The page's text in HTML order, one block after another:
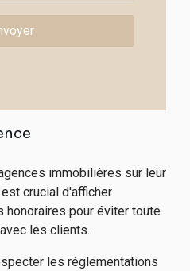
immobilières sur leur
crucial d'afficher
pour éviter toute
les clients.
les réglementations